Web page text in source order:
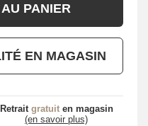
PANIER
EN MAGASIN
Retrait gratuiten magasin
(en savoir plus)